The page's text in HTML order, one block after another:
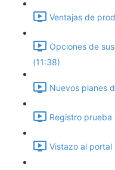
Ventajas de
Opciones de
(11:38)
Nuevos planes
Registro
Vistazo al